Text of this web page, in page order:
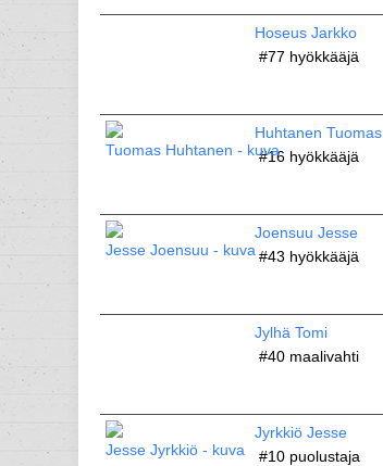
Hoseus Jarkko
#77 hyökkääjä
Huhtanen Tuomas
#16hyökkääjä
Joensuu Jesse
#43 hyökkääjä
Jylhä Tomi
#40maalivahti
Jyrkkiö Jesse
#10puolustaja